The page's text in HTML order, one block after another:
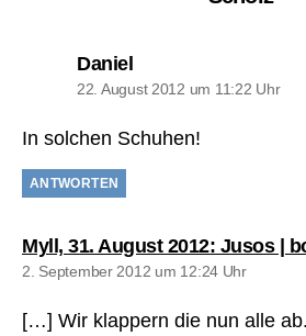
Danielsagt:
22. August 2012 um 11:22 Uhr
In solchen Schuhen!
ANTWORTEN
Myll, 31. August 2012: Jusos |
2. September 2012 um 12:24 Uhr
[…] Wir klappern die nun alle